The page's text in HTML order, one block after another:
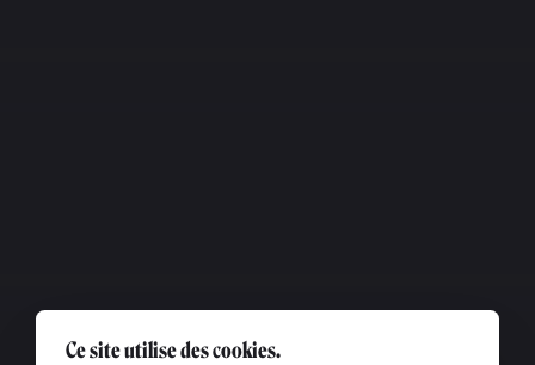
Ce site utilise des cookies.